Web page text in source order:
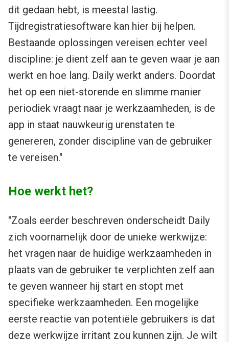
dit gedaan hebt, is meestal lastig.
Tijdregistratiesoftware kan hier bij helpen.
Bestaande oplossingen vereisen echter veel
discipline: je dient zelf aan te geven waar je aan
werkt en hoe lang. Daily werkt anders. Doordat
het op een niet-storende en slimme manier
periodiek vraagt naar je werkzaamheden, is de
app in staat nauwkeurig urenstaten te
genereren, zonder discipline van de gebruiker
te vereisen."
Hoe werkt het?
"Zoals eerder beschreven onderscheidt Daily
zich voornamelijk door de unieke werkwijze:
het vragen naar de huidige werkzaamheden in
plaats van de gebruiker te verplichten zelf aan
te geven wanneer hij start en stopt met
specifieke werkzaamheden. Een mogelijke
eerste reactie van potentiële gebruikers is dat
deze werkwijze irritant zou kunnen zijn. Je wilt